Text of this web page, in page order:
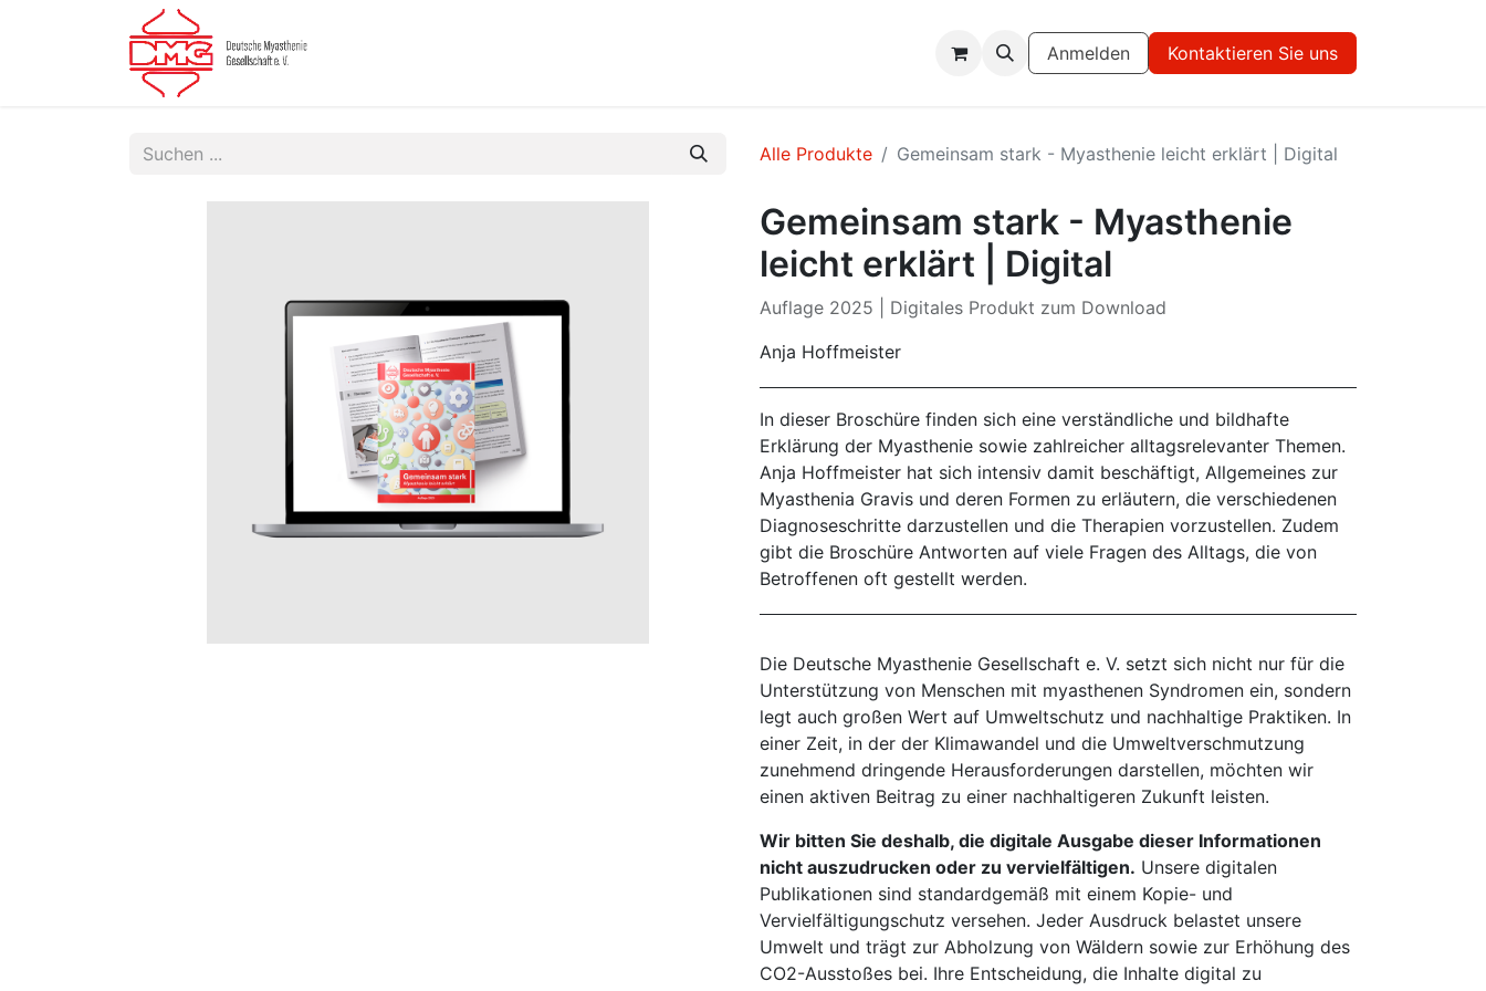
Anmelden Kontaktieren Sie uns
Alle Produkte Gemeinsam stark - Myasthenie leicht erklärt | Digital
Gemeinsam stark - Myasthenie
leicht erklärt | Digital
Auflage 2025 | Digitales Produkt zum Download
Anja Hoffmeister
In dieser Broschüre finden sich eine verständliche und bildhafte
Erklärung der Myasthenie sowie zahlreicher alltagsrelevanter Themen.
Anja Hoffmeister hat sich intensiv damit beschäftigt, Allgemeines zur
Myasthenia Gravis und deren Formen zu erläutern, die verschiedenen
Diagnoseschritte darzustellen und die Therapien vorzustellen. Zudem
gibt die Broschüre Antworten auf viele Fragen des Alltags, die von
Betroffenen oft gestellt werden.
Die Deutsche Myasthenie Gesellschaft e. V. setzt sich nicht nur für die
Unterstützung von Menschen mit myasthenen Syndromen ein, sondern
legt auch großen Wert auf Umweltschutz und nachhaltige Praktiken. In
einer Zeit, in der der Klimawandel und die Umweltverschmutzung
zunehmend dringende Herausforderungen darstellen, möchten wir
einen aktiven Beitrag zu einer nachhaltigeren Zukunft leisten.
Wir bitten Sie deshalb, die digitale Ausgabe dieser Informationen
nicht auszudrucken oder zu vervielfältigen. Unsere digitalen
Publikationen sind standardgemäß mit einem Kopie- und
Vervielfältigungschutz versehen. Jeder Ausdruck belastet unsere
Umwelt und trägt zur Abholzung von Wäldern sowie zur Erhöhung des
CO2-Ausstoßes bei. Ihre Entscheidung, die Inhalte digital zu